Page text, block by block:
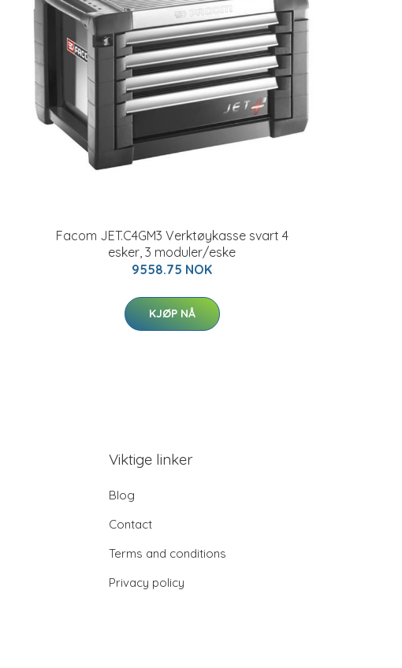
Facom JET.C4GM3 Verktøykasse svart 4
esker, 3 moduler/eske
9558.75 NOK
KJØP NÅ
Viktige linker
Blog
Contact
Terms and conditions
Privacy policy